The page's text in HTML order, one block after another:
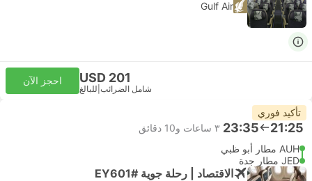
Gulf Air
USD 201
شامل الضرائب للبالغ
احجز الآن
تأكيد فوري
21:25
23:35 ٣ ساعات و‫10 دقائق
AUH مطار أبو ظبي
JED مطار جدة
الاقتصاد | رحلة جوية #EY601